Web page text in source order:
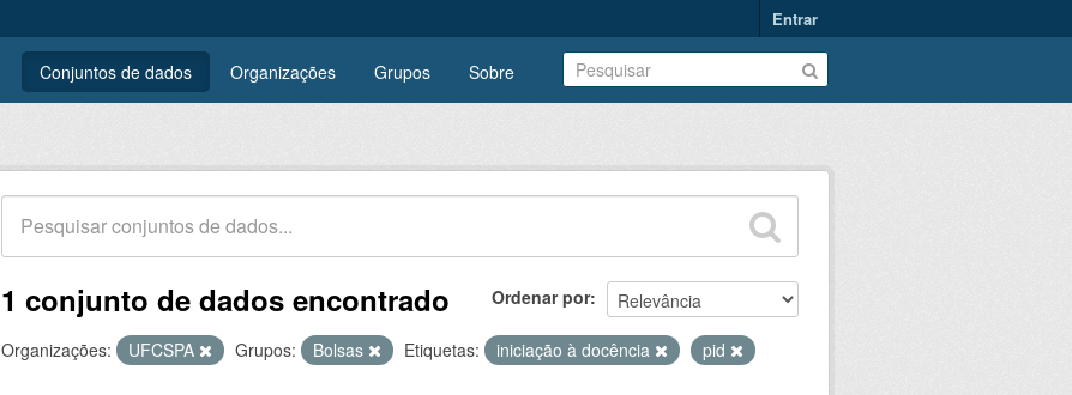
Entrar
Conjuntos de dados Organizações Grupos Sobre
Ordenar por
1 conjunto de dados encontrado
Organizações: UFCSPA Grupos: Bolsas Etiquetas: iniciação à docência pid